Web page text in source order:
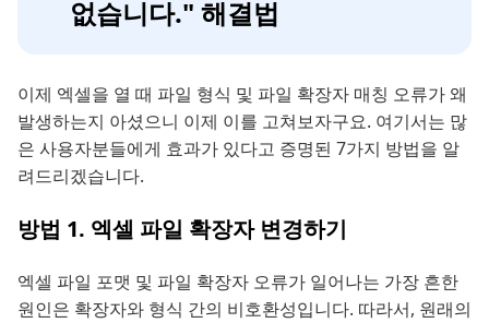
없습니다." 해결법
이제 엑셀을 열 때 파일 형식 및 파일 확장자 매칭 오류가 왜
발생하는지 아셨으니 이제 이를 고쳐보자구요. 여기서는 많
은 사용자분들에게 효과가 있다고 증명된 7가지 방법을 알
려드리겠습니다.
방법 1. 엑셀 파일 확장자 변경하기
엑셀 파일 포맷 및 파일 확장자 오류가 일어나는 가장 흔한
원인은 확장자와 형식 간의 비호환성입니다. 따라서, 원래의